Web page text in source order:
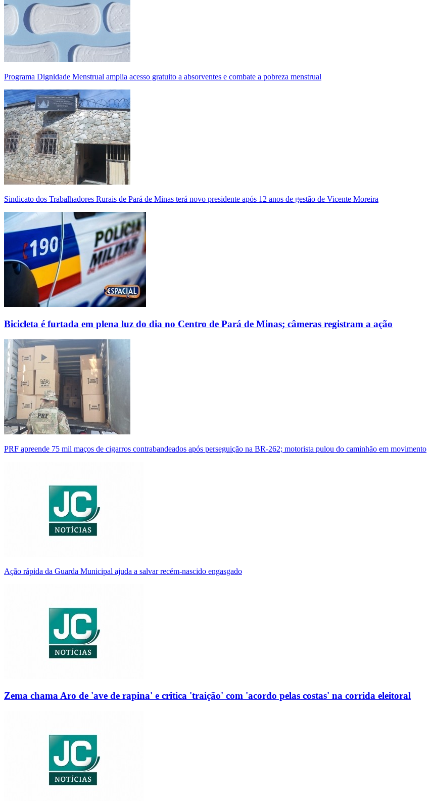
Programa Dignidade Menstrual amplia acesso gratuito a absorventes e combate a pobreza menstrual
Sindicato dos Trabalhadores Rurais de Pará de Minas terá novo presidente após 12 anos de gestão de Vicente Moreira
Bicicleta é furtada em plena luz do dia no Centro de Pará de Minas; câmeras registram a ação
PRF apreende 75 mil maços de cigarros contrabandeados após perseguição na BR-262; motorista pulou do caminhão em movimento
Ação rápida da Guarda Municipal ajuda a salvar recém-nascido engasgado
Zema chama Aro de 'ave de rapina' e critica 'traição' com 'acordo pelas costas' na corrida eleitoral